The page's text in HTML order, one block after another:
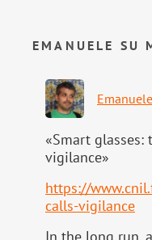
EMANUELE SU
Emanuele
«Smart glasses:
vigilance»
https://www.
calls-vigilance